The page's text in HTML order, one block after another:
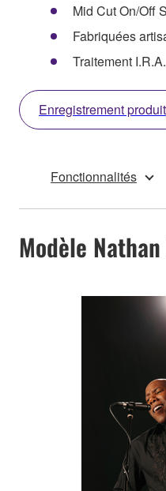
Mid Cut On/Off
Fabriquées
Traitement I.R.A.
Enregistrement produit
Fonctionnalités
Modèle